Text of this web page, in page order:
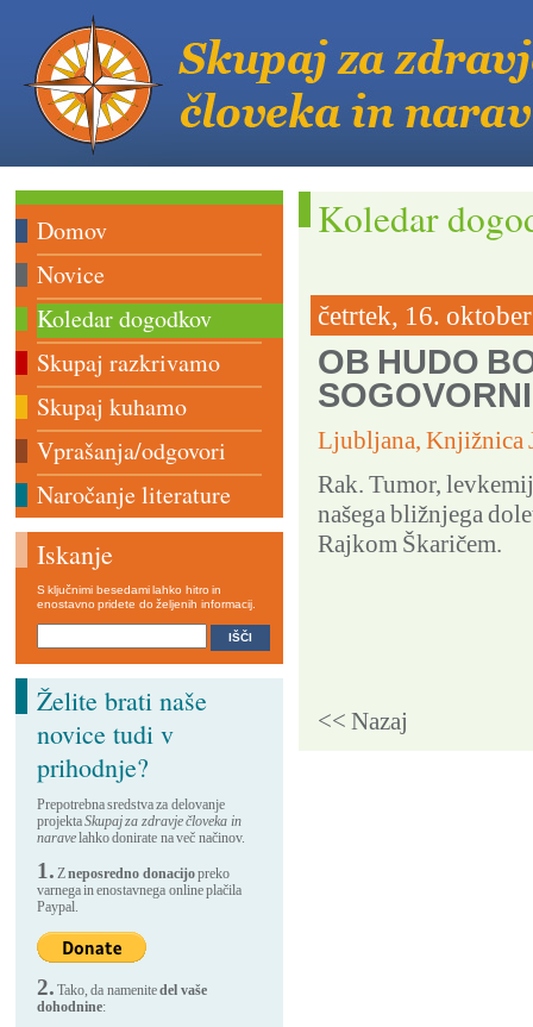
Koledar
četrtek, 16.
OB HUDO
Ljubljana, Knjižnica
Rak. Tumor,
našega bližnjega
Rajkom Škaričem.
<< Nazaj
Domov
Novice
Koledar dogodkov
Skupaj razkrivamo
Skupaj kuhamo
Vprašanja/odgovori
Naročanje literature
Iskanje
S ključnimi besedami lahko hitro in
enostavno pridete do željenih informacij.
Želite brati naše
novice tudi v
prihodnje?
Prepotrebna sredstva za delovanje
projektaSkupaj za zdravje človeka in
naravelahko donirate na več načinov.
1. Zneposredno donacijopreko
varnega in enostavnega online plačila
Paypal.
2. Tako, da namenitedel vaše
dohodnine: